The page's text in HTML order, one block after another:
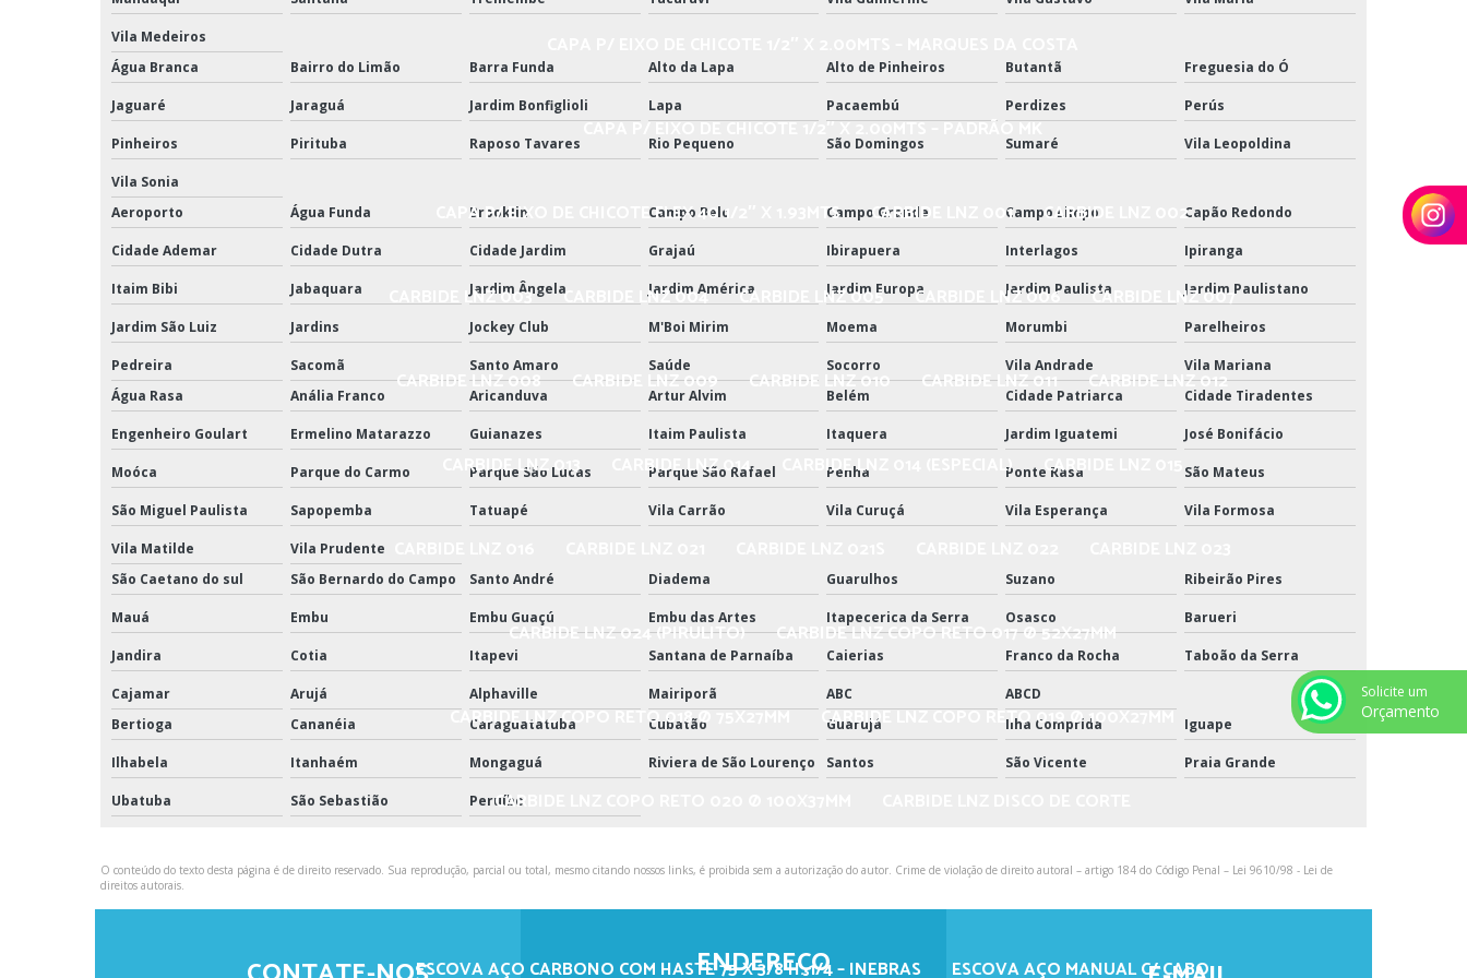
CAPA P/ EIXO DE CHICOTE 1/2″ X 2.00MTS – PADRÃO MK
CAPA P/ EIXO DE CHICOTE FLEX 40 1/2″ X 1.93MTS CARBIDE LNZ 001 CARBIDE LNZ 002
CARBIDE LNZ 003 CARBIDE LNZ 004 CARBIDE LNZ 005 CARBIDE LNZ 006 CARBIDE LNZ 007
CARBIDE LNZ 008 CARBIDE LNZ 009 CARBIDE LNZ 010 CARBIDE LNZ 011 CARBIDE LNZ 012
CARBIDE LNZ 013 CARBIDE LNZ 014 CARBIDE LNZ 014 (ESPECIAL) CARBIDE LNZ 015
CARBIDE LNZ 024 (PIRULITO) CARBIDE LNZ COPO RETO 017 Ø 52X27MM
CARBIDE LNZ COPO RETO 018 Ø 75X27MM CARBIDE LNZ COPO RETO 019 Ø 100X27MM
CARBIDE LNZ COPO RETO 020 Ø 100X37MM
DISCO DE CORTE ABRASIVO ENGATE PARA CHICOTE
ESCOVA AÇO CARBONO COM HASTE 75 X 3/8 H. 1/4 – INEBRAS ESCOVA AÇO MANUAL C/ CABO
Vila Medeiros
Água Branca
Bairro do Limão Barra Funda Alto da Lapa Alto de Pinheiros Butantã Freguesia do Ó
Jaguaré Jaraguá Jardim Bonfiglioli Lapa Pacaembú Perdizes Perús
Pinheiros Pirituba Raposo Tavares Rio Pequeno São Domingos Sumaré Vila Leopoldina
Vila Sonia
Aeroporto
Água Funda Brooklin Campo Belo Campo Grande Campo Limpo Capão Redondo
Cidade Ademar Cidade Dutra Cidade Jardim Grajaú Ibirapuera Interlagos Ipiranga
Itaim Bibi Jabaquara Jardim Ângela Jardim América Jardim Europa Jardim Paulista Jardim Paulistano
Jardim São Luiz Jardins Jockey Club M'Boi Mirim Moema Morumbi Parelheiros
Pedreira Sacomã Santo Amaro Saúde Socorro Vila Andrade
Vila Mariana
Água Rasa
Anália Franco Aricanduva Artur Alvim Belém Cidade Patriarca Cidade Tiradentes
Engenheiro Goulart Ermelino Matarazzo Guianazes Itaim Paulista Itaquera Jardim Iguatemi José Bonifácio
Moóca Parque do Carmo Parque São Lucas Parque São Rafael Penha Ponte Rasa São Mateus
São Miguel Paulista Sapopemba Tatuapé Vila Carrão Vila Curuçá Vila Esperança Vila Formosa
Vila Matilde
Vila Prudente
São Caetano do sul
São Bernardo do Campo Santo André Diadema Guarulhos Suzano Ribeirão Pires
Mauá Embu Embu Guaçú Embu das Artes Itapecerica da Serra Osasco Barueri
Jandira Cotia Itapevi Santana de Parnaíba Caierias Franco da Rocha Taboão da Serra
Cajamar Arujá Alphaville Mairiporã ABC
ABCD
Bertioga
Cananéia Caraguatatuba Cubatão Guarujá Ilha Comprida Iguape
Ilhabela Itanhaém Mongaguá Riviera de São Lourenço Santos São Vicente Praia Grande
Ubatuba São Sebastião Peruíbe
O conteúdo do texto desta página é de direito reservado. Sua reprodução, parcial ou total, mesmo citando nossos links, é proibida sem a autorização do autor. Crime de violação de direito autoral – artigo 184 do Código Penal – Lei 9610/98 - Lei de
direitos autorais
ENDEREÇO
Solicite um
Orçamento